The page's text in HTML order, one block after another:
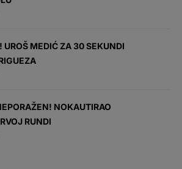
UROŠ MEDIĆ ZA 30 SEKUNDI
NOKAUTIRAO
RUNDI